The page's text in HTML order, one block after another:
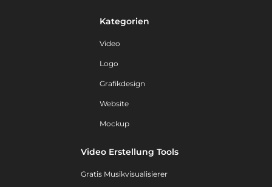
Kategorien
Video
Logo
Grafikdesign
Website
Mockup
Video Erstellung Tools
Gratis Musikvisualisierer